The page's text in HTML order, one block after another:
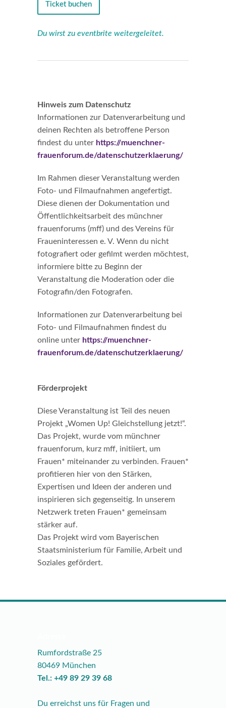
Ticket buchen
Du wirst zu eventbrite weitergeleitet.
Hinweis zum Datenschutz
Informationen zur Datenverarbeitung und
deinen Rechten als betroffene Person
findest du unter https://muenchner-
frauenforum.de/datenschutzerklaerung/
Im Rahmen dieser Veranstaltung werden
Foto- und Filmaufnahmen angefertigt.
Diese dienen der Dokumentation und
Öffentlichkeitsarbeit des münchner
frauenforums (mff) und des Vereins für
Fraueninteressen e. V. Wenn du nicht
fotografiert oder gefilmt werden möchtest,
informiere bitte zu Beginn der
Veranstaltung die Moderation oder die
Fotografin/den Fotografen.
Informationen zur Datenverarbeitung bei
Foto- und Filmaufnahmen findest du
online unter https://muenchner-
frauenforum.de/datenschutzerklaerung/
Förderprojekt
Diese Veranstaltung ist Teil des neuen
Projekt „Women Up! Gleichstellung jetzt!“.
Das Projekt, wurde vom münchner
frauenforum, kurz mff, initiiert, um
Frauen* miteinander zu verbinden. Frauen*
profitieren hier von den Stärken,
Expertisen und Ideen der anderen und
inspirieren sich gegenseitig. In unserem
Netzwerk treten Frauen* gemeinsam
stärker auf.
Das Projekt wird vom Bayerischen
Staatsministerium für Familie, Arbeit und
Soziales gefördert.
Rumfordstraße 25
80469 München
Tel.: +49 89 29 39 68
Du erreichst uns für Fragen und